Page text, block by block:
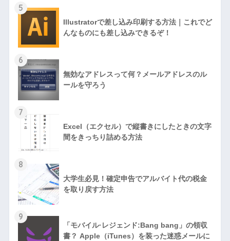
5
Illustratorで差し込み印刷する方法｜これでど
んなものにも差し込みできるぞ！
6
無効なアドレスって何？メールアドレスのル
ールを守ろう
7
Excel（エクセル）で縦書きにしたときの文字
間をきっちり詰める方法
8
大学生必見！確定申告でアルバイト代の税金
を取り戻す方法
9
「モバイル·レジェンド:Bang bang」の領収
書？ Apple（iTunes）を装った迷惑メールに